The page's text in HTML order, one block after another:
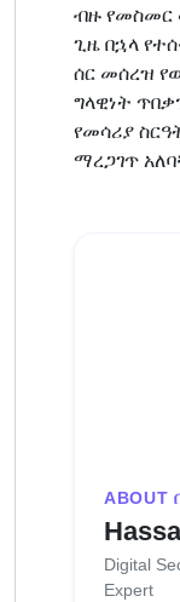
ብዙ የመስመር
ጊዜ በኋላ
ሰር መሰረዝ
ግላዊነት
የመሳሪያ
ማረጋገጥ
ABOUT
Digital
Expert